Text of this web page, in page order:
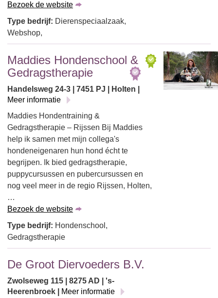
Bezoek de website
Type bedrijf: Dierenspeciaalzaak,
Webshop,
Maddies Hondenschool &
Gedragstherapie
Handelsweg 24-3 | 7451 PJ | Holten |
Meer informatie
Maddies Hondentraining &
Gedragstherapie – Rijssen Bij Maddies
help ik samen met mijn collega's
hondeneigenaren hun hond écht te
begrijpen. Ik bied gedragstherapie,
puppycursussen en pubercursussen en
nog veel meer in de regio Rijssen, Holten,
…
Bezoek de website
Type bedrijf: Hondenschool,
Gedragstherapie
De Groot Diervoeders B.V.
Zwolseweg 115 | 8275 AD | 's-
Heerenbroek |
Meer informatie